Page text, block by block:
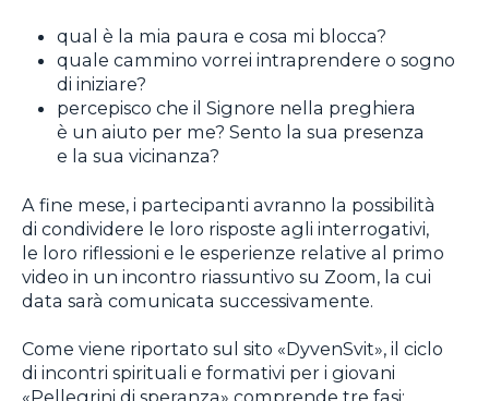
qual è la mia paura e cosa mi blocca?
quale cammino vorrei intraprendere o sogno
di iniziare?
percepisco che il Signore nella preghiera
è un aiuto per me? Sento la sua presenza
e la sua vicinanza?
A fine mese, i partecipanti avranno la possibilità
di condividere le loro risposte agli interrogativi,
le loro riflessioni e le esperienze relative al primo
video in un incontro riassuntivo su Zoom, la cui
data sarà comunicata successivamente.
Come viene riportato sul sito «DyvenSvit», il ciclo
di incontri spirituali e formativi per i giovani